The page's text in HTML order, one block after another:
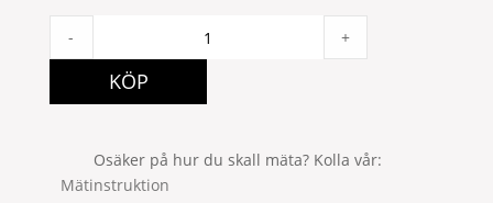
Marin
- +
KÖP
Osäker på hur du skall mäta? Kolla vår
Mätinstruktion